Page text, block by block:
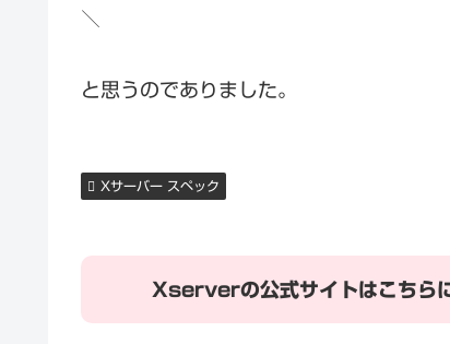
＼
と思うのでありました。
Xサーバー スペック
Xserverの公式サイトはこちら